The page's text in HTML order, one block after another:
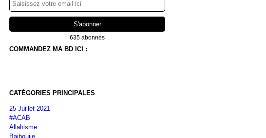
635 abonnés
COMMANDEZ MA BD ICI :
CATÉGORIES PRINCIPALES
25 Juillet 2021
#ACAB
Allahisme
Bajboujie